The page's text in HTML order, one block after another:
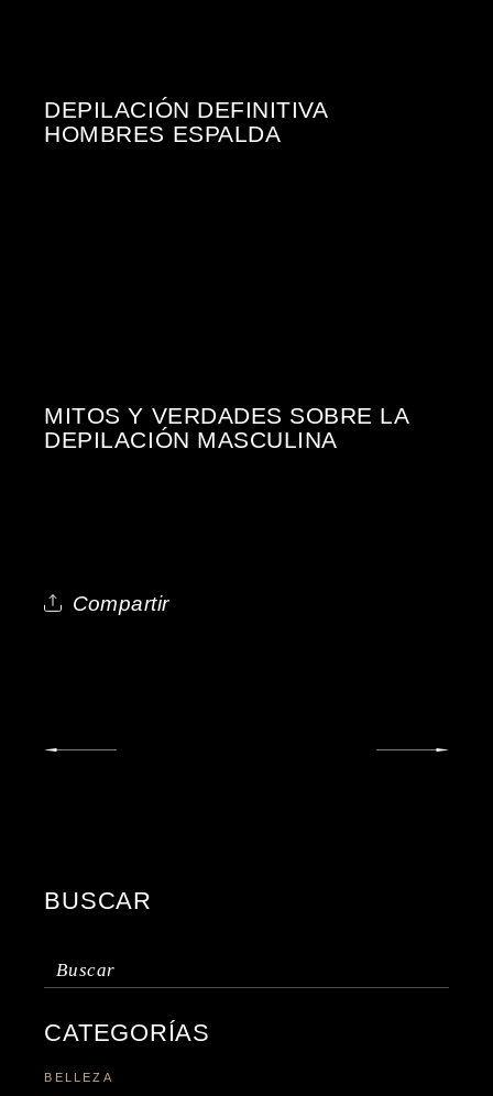
DEPILACIÓN DEFINITIVA
HOMBRES ESPALDA
MITOS Y VERDADES SOBRE LA
DEPILACIÓN MASCULINA
Compartir
BUSCAR
CATEGORÍAS
BELLEZA